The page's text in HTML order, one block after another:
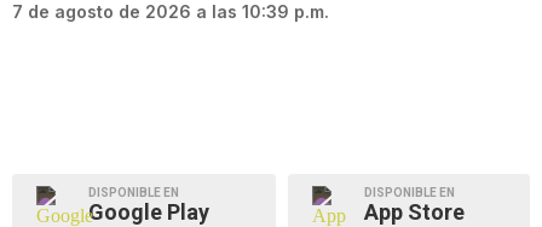
7 de agosto de 2026 a las 10:39 p.m.
DISPONIBLE EN
Google Play
DISPONIBLE EN
App Store